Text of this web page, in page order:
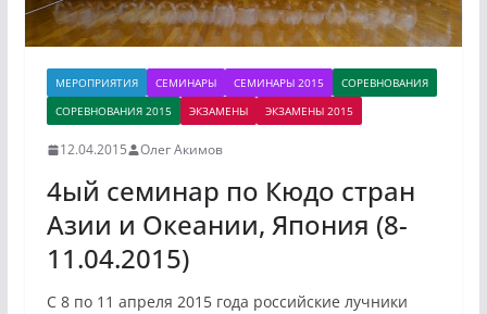
МЕРОПРИЯТИЯ СЕМИНАРЫ СЕМИНАРЫ 2015
СОРЕВНОВАНИЯ
СОРЕВНОВАНИЯ 2015
ЭКЗАМЕНЫ ЭКЗАМЕНЫ 2015
12.04.2015 Олег Акимов
4ый семинар по Кюдо стран
Азии и Океании, Япония (8-
11.04.2015)
С 8 по 11 апреля 2015 года российские лучники